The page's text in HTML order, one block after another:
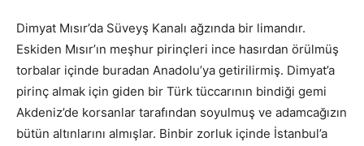
Dimyat Mısır’da Süveyş Kanalı ağzında bir limandır.
Eskiden Mısır’ın meşhur pirinçleri ince hasırdan örülmüş
torbalar içinde buradan Anadolu’ya getirilirmiş. Dimyat’a
pirinç almak için giden bir Türk tüccarının bindiği gemi
Akdeniz’de korsanlar tarafından soyulmuş ve adamcağızın
bütün altınlarını almışlar. Binbir zorluk içinde İstanbul’a